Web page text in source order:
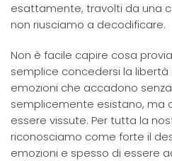
esattamente, travolti da una
non riusciamo a decodificare.
Non è facile capire cosa
semplice concedersi la
emozioni che accadono
semplicemente esistano, ma
essere vissute. Per tutta la
riconosciamo come forte il
emozioni e spesso di essere